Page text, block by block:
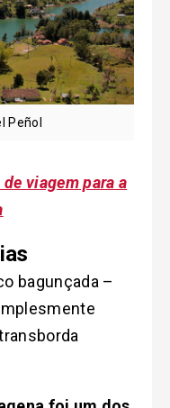
Peñol
viagem para a
bagunçada –